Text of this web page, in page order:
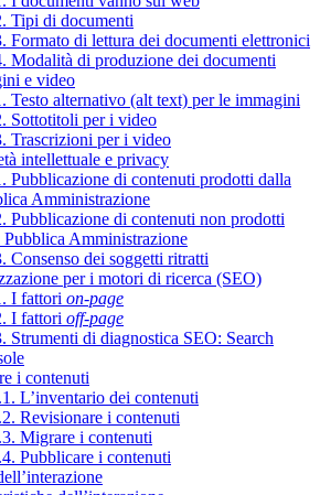
Tipi di documenti
Formato di lettura dei documenti elettronici
Modalità di produzione dei documenti
e video
Testo alternativo (alt text) per le immagini
Sottotitoli per i video
Trascrizioni per i video
intellettuale e privacy
Pubblicazione di contenuti prodotti dalla
Amministrazione
Pubblicazione di contenuti non prodotti
Pubblica Amministrazione
Consenso dei soggetti ritratti
per i motori di ricerca (SEO)
I fattori on-page
I fattori off-page
Strumenti di diagnostica SEO: Search
i contenuti
L’inventario dei contenuti
Revisionare i contenuti
Migrare i contenuti
Pubblicare i contenuti